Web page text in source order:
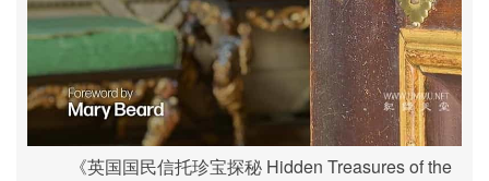
《英国国民信托珍宝探秘 Hidden Treasures of the